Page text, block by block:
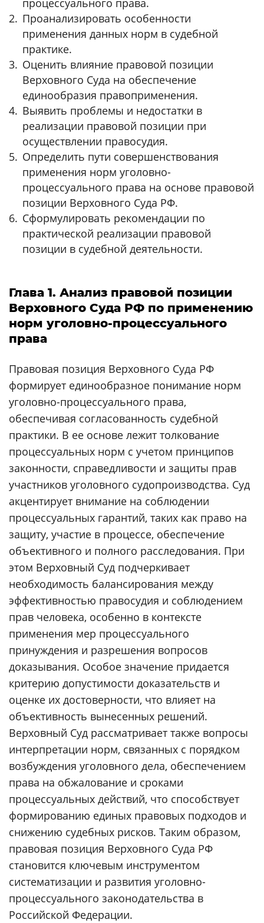
Проанализировать особенности
применения данных норм в судебной
практике.
Оценить влияние правовой позиции
Верховного Суда на обеспечение
единообразия правоприменения.
Выявить проблемы и недостатки в
реализации правовой позиции при
осуществлении правосудия.
Определить пути совершенствования
применения норм уголовно-
процессуального права на основе правовой
позиции Верховного Суда РФ.
Сформулировать рекомендации по
практической реализации правовой
позиции в судебной деятельности.
Глава 1. Анализ правовой позиции
Верховного Суда РФ по применению
норм уголовно-процессуального
права
Правовая позиция Верховного Суда РФ
формирует единообразное понимание норм
уголовно-процессуального права,
обеспечивая согласованность судебной
практики. В ее основе лежит толкование
процессуальных норм с учетом принципов
законности, справедливости и защиты прав
участников уголовного судопроизводства. Суд
акцентирует внимание на соблюдении
процессуальных гарантий, таких как право на
защиту, участие в процессе, обеспечение
объективного и полного расследования. При
этом Верховный Суд подчеркивает
необходимость балансирования между
эффективностью правосудия и соблюдением
прав человека, особенно в контексте
применения мер процессуального
принуждения и разрешения вопросов
доказывания. Особое значение придается
критерию допустимости доказательств и
оценке их достоверности, что влияет на
объективность вынесенных решений.
Верховный Суд рассматривает также вопросы
интерпретации норм, связанных с порядком
возбуждения уголовного дела, обеспечением
права на обжалование и сроками
процессуальных действий, что способствует
формированию единых правовых подходов и
снижению судебных рисков. Таким образом,
правовая позиция Верховного Суда РФ
становится ключевым инструментом
систематизации и развития уголовно-
процессуального законодательства в
Российской Федерации.